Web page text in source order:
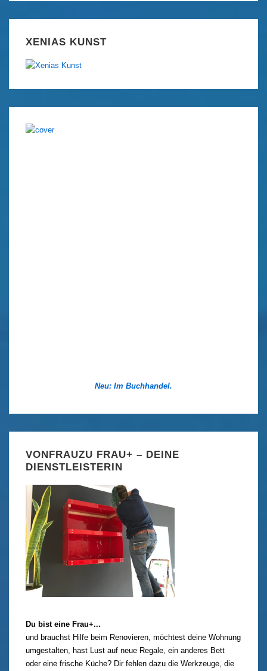
XENIAS KUNST
Neu: Im Buchhandel.
VONFRAUZU FRAU+ – DEINE
DIENSTLEISTERIN
Du bist eine Frau+...
und brauchst Hilfe beim Renovieren, möchtest deine Wohnung
umgestalten, hast Lust auf neue Regale, ein anderes Bett
oder eine frische Küche? Dir fehlen dazu die Werkzeuge, die